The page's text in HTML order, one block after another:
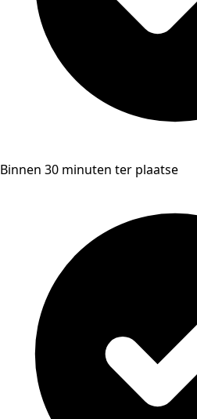
Binnen 30 minuten ter plaatse